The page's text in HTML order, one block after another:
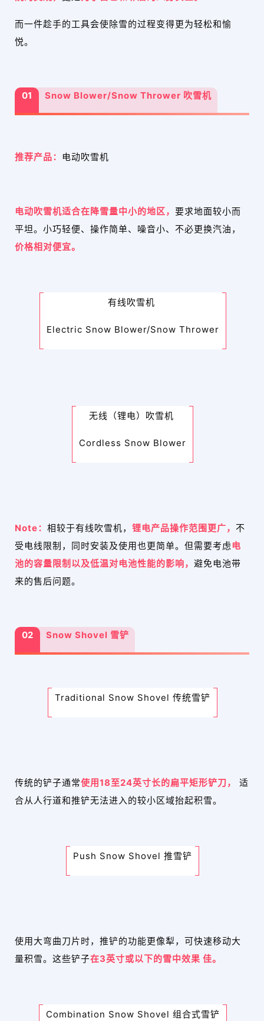
而一件趁手的工具会使除雪的过程变得更为轻松和愉
悦。
01 Snow Blower/Snow Thrower 吹雪机
推荐产品： 电动吹雪机
电动吹雪机适合在降雪量中小的地区， 要求地面较小而
平坦。小巧轻便、操作简单、噪音小、不必更换汽油，
价格相对便宜。
有线吹雪机
Electric Snow Blower/Snow Thrower
无线（锂电）吹雪机
Cordless Snow Blower
Note： 相较于有线吹雪机， 锂电产品操作范围更广， 不
受电线限制，同时安装及使用也更简单。但需要考虑 电
池的容量限制以及低温对电池性能的影响， 避免电池带
来的售后问题。
02 Snow Shovel 雪铲
Traditional Snow Shovel 传统雪铲
传统的铲子通常使用18至24英寸长的扁平矩形铲刀，
适
合从人行道和推铲无法进入的较小区域抬起积雪。
Push Snow Shovel 推雪铲
使用大弯曲刀片时，推铲的功能更像犁，可快速移动大
量积雪。这些铲子在3英寸或以下的雪中效果 佳。
Combination Snow Shovel 组合式雪铲